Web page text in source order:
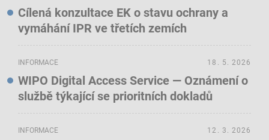
Cílená konzultace EK o stavu ochrany a
vymáhání IPR ve třetích zemích
INFORMACE
WIPO Digital Access Service — Oznámení o
službě týkající se prioritních dokladů
18. 5. 2026
INFORMACE 12. 3. 2026